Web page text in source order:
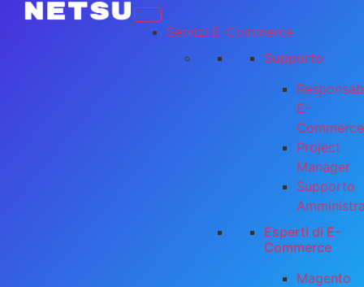
Servizi E-Commerce
Supporto
E-
Commerce
Project
Manager
Supporto
Esperti di E-
Commerce
Magento